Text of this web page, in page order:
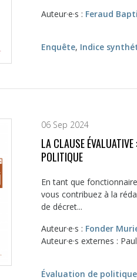
Auteur·e·s : Feraud
Enquête, Indice
06 Sep 2024
LA CLAUSE ÉVALUATIVE
POLITIQUE
En tant que
vous contribuez à la
de décret...
Auteur·e·s : Fonder
Auteur·e·s externes :
Évaluation de